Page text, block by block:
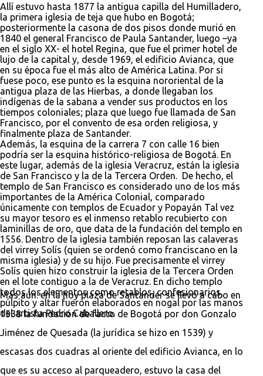
Allí estuvo hasta 1877 la antigua capilla del Humilladero,
la primera iglesia de teja que hubo en Bogotá;
posteriormente la casona de dos pisos donde murió en
1840 el general Francisco de Paula Santander, luego –ya
en el siglo XX- el hotel Regina, que fue el primer hotel de
lujo de la capital y, desde 1969, el edificio Avianca, que
en su época fue el más alto de América Latina. Por si
fuese poco, ese punto es la esquina nororiental de la
antigua plaza de las Hierbas, a donde llegaban los
indígenas de la sabana a vender sus productos en los
tiempos coloniales; plaza que luego fue llamada de San
Francisco, por el convento de esa orden religiosa, y
finalmente plaza de Santander.
Además, la esquina de la carrera 7 con calle 16 bien
podría ser la esquina histórico-religiosa de Bogotá. En
este lugar, además de la iglesia Veracruz, están la iglesia
de San Francisco y la de la Tercera Orden. De hecho, el
templo de San Francisco es considerado uno de los más
importantes de la América Colonial, comparado
únicamente con templos de Ecuador y Popayán Tal vez
su mayor tesoro es el inmenso retablo recubierto con
laminillas de oro, que data de la fundación del templo en
1556. Dentro de la iglesia también reposan las calaveras
del virrey Solís (quien se ordenó como franciscano en la
misma iglesia) y de su hijo. Fue precisamente el virrey
Solís quien hizo construir la iglesia de la Tercera Orden
en el lote contiguo a la de Veracruz. En dicho templo
todos los elementos como retablos, confesionarios,
púlpito y altar fueron elaborados en nogal por las manos
del artista Pedro Caballero.
Más aún: en la hoy plaza de Santander se llevó a cabo en
1538 la fundación de facto de Bogotá por don Gonzalo
Jiménez de Quesada (la jurídica se hizo en 1539) y
escasas dos cuadras al oriente del edificio Avianca, en lo
que es su acceso al parqueadero, estuvo la casa del